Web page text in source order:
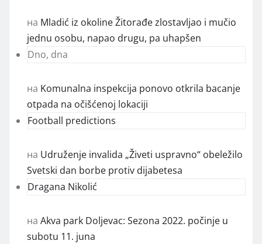
на Mladić iz okoline Žitorađe zlostavljao i mučio
jednu osobu, napao drugu, pa uhapšen
Dno, dna
на Komunalna inspekcija ponovo otkrila bacanje
otpada na očišćenoj lokaciji
Football predictions
на Udruženje invalida „Živeti uspravno“ obeležilo
Svetski dan borbe protiv dijabetesa
Dragana Nikolić
на Akva park Doljevac: Sezona 2022. počinje u
subotu 11. juna